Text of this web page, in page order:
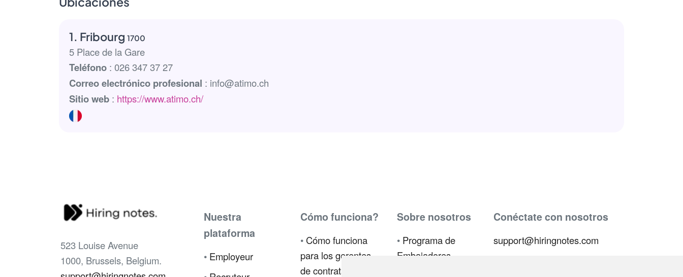
1. Fribourg 1700
5 Place de la Gare
Teléfono: 026 347 37 27
Correo electrónico profesional : info@atimo.ch
Sitio web: https://www.atimo.ch/
523 Louise Avenue
1000, Brussels, Belgium.
Nuestra
plataforma
• Employeur
Cómo funciona?
• Cómo funciona
para los gerentes
de contratación
Sobre nosotros
• Programa de
Embajadores
Conéctate con nosotros
support@hiringnotes.com